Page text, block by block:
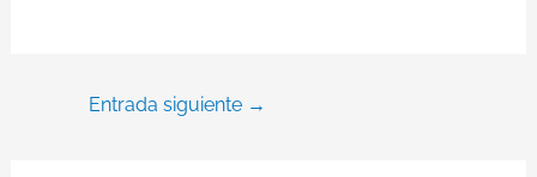
Entrada siguiente →